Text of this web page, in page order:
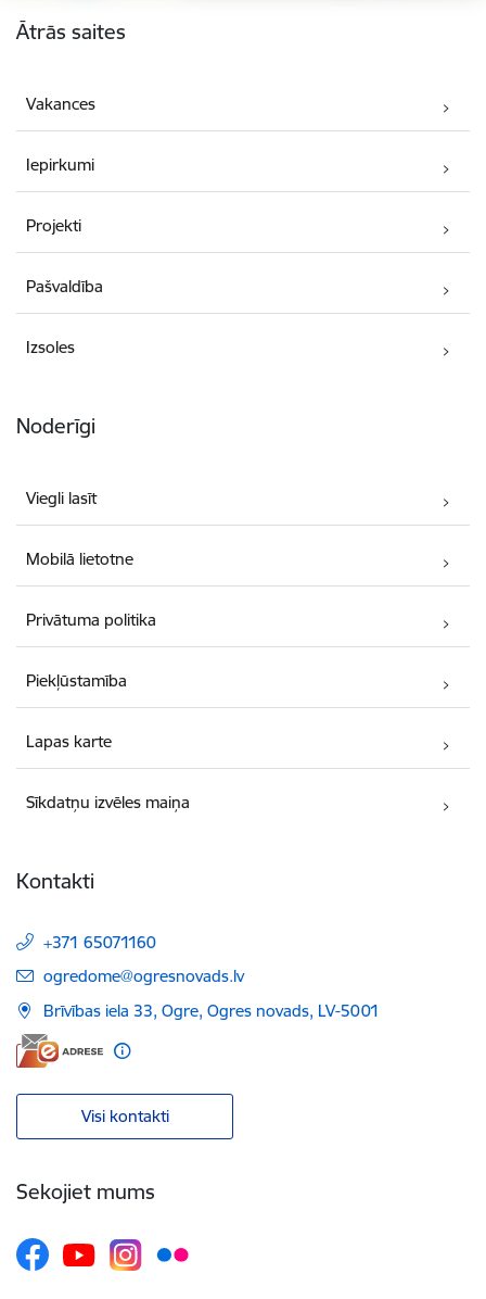
Ātrās saites
Vakances
Iepirkumi
Projekti
Pašvaldība
Izsoles
Noderīgi
Viegli lasīt
Mobilā lietotne
Privātuma politika
Piekļūstamība
Lapas karte
Sīkdatņu izvēles maiņa
Kontakti
+371 65071160
E-pasts:
ogredome@ogresnovads.lv
Brīvības iela 33, Ogre, Ogres novads, LV-5001
Visi kontakti
Sekojiet mums